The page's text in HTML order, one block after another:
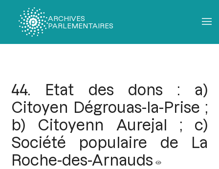
ARCHIVES
PARLEMENTAIRES
44. Etat des dons : a)
Citoyen Dégrouas-la-Prise ;
b) Citoyenn Aurejal ; c)
Société populaire de La
Roche-des-Arnauds